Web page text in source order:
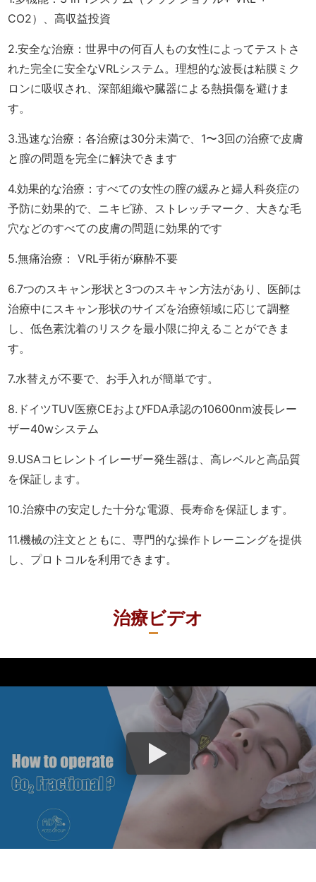
CO2）、高収益投資
2.安全な治療：世界中の何百人もの女性によってテストさ
れた完全に安全なVRLシステム。理想的な波長は粘膜ミク
ロンに吸収され、深部組織や臓器による熱損傷を避けま
す。
3.迅速な治療：各治療は30分未満で、1〜3回の治療で皮膚
と膣の問題を完全に解決できます
4.効果的な治療：すべての女性の膣の緩みと婦人科炎症の
予防に効果的で、ニキビ跡、ストレッチマーク、大きな毛
穴などのすべての皮膚の問題に効果的です
5.無痛治療： VRL手術が麻酔不要
6.7つのスキャン形状と3つのスキャン方法があり、医師は
治療中にスキャン形状のサイズを治療領域に応じて調整
し、低色素沈着のリスクを最小限に抑えることができま
す。
7.水替えが不要で、お手入れが簡単です。
8.ドイツTUV医療CEおよびFDA承認の10600nm波長レー
ザー40wシステム
9.USAコヒレントイレーザー発生器は、高レベルと高品質
を保証します。
10.治療中の安定した十分な電源、長寿命を保証します。
11.機械の注文とともに、専門的な操作トレーニングを提供
し、プロトコルを利用できます。
治療ビデオ